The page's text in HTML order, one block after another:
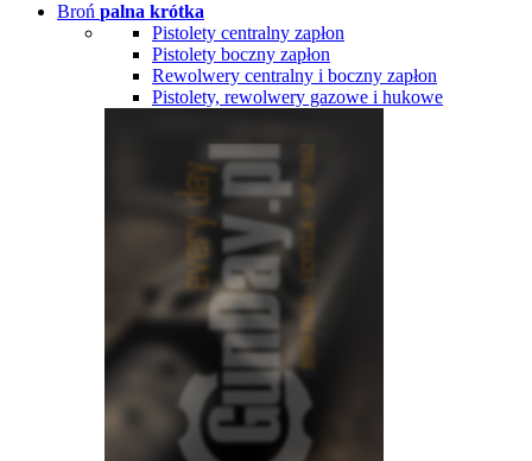
Broń palna krótka
Pistolety centralny zapłon
Pistolety boczny zapłon
Rewolwery centralny i boczny zapłon
Pistolety, rewolwery gazowe i hukowe